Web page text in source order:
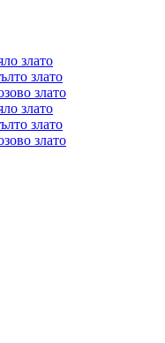
злато
злато
злато
злато
злато
злато